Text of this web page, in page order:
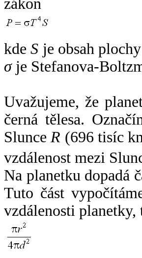
zákon
kdeS je obsah
σje Stefanova-
Uvažujeme, že
černá tělesa.
SlunceR (696 tisíc
vzdálenost mezi
Na planetku dopadá
Tuto část
vzdálenosti planetky,